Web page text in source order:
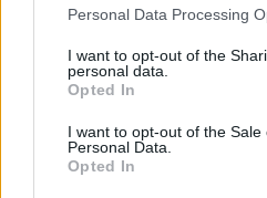
Personal Data Processing
I want to opt-out of the
personal data.
Opted In
I want to opt-out of the Sale
Personal Data.
Opted In
Βίκος Ιωαννίνων